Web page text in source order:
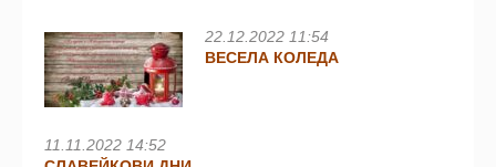
22.12.2022 11:54
ВЕСЕЛА КОЛЕДА
11.11.2022 14:52